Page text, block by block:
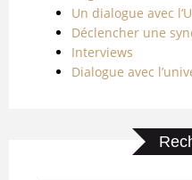
Un dialogue avec
Déclencher une
Interviews
Dialogue avec